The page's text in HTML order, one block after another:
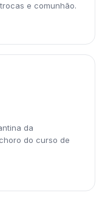
e comunhão.
da
do curso de